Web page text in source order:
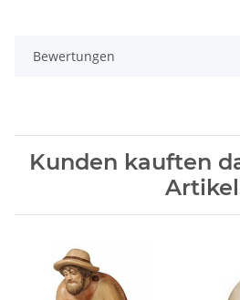
Bewertungen
Kunden kauften